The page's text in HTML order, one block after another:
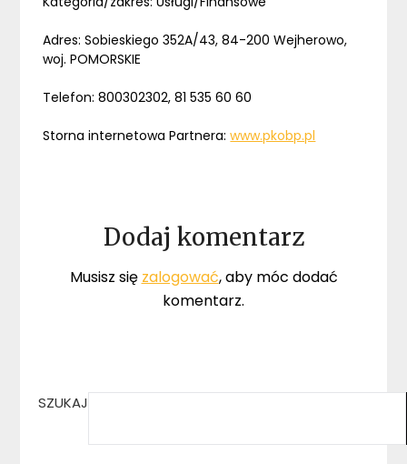
Adres: Sobieskiego 352A/43, 84-200 Wejherowo,
woj. POMORSKIE
Telefon: 800302302, 81 535 60 60
Storna internetowa Partnera:www.pkobp.pl
Dodaj komentarz
Musisz się zalogować, aby móc dodać
komentarz.
SZUKAJ